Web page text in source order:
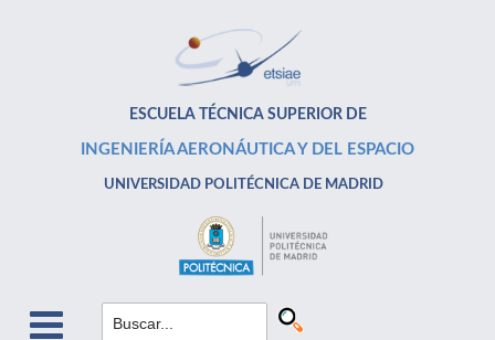
ESCUELA TÉCNICA SUPERIOR DE
INGENIERÍA AERONÁUTICA Y DEL ESPACIO
UNIVERSIDAD POLITÉCNICA DE MADRID